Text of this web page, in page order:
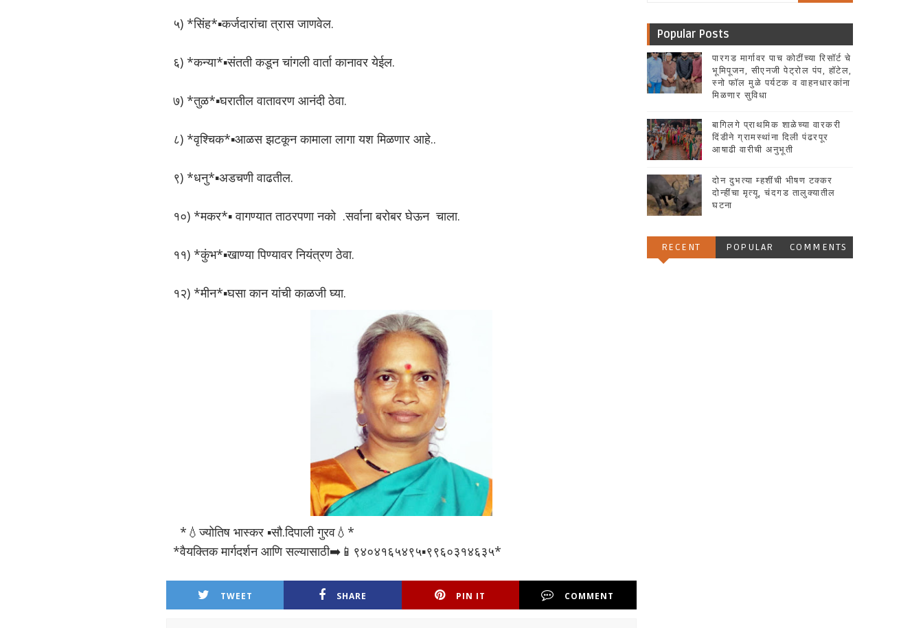
५) *सिंह*▪कर्जदारांचा त्रास जाणवेल.
६) *कन्या*▪संतती कडून चांगली वार्ता कानावर येईल.
७) *तुळ*▪घरातील वातावरण आनंदी ठेवा.
८) *वृश्चिक*▪️आळस झटकून कामाला लागा यश मिळणार आहे..
९) *धनु*▪️अडचणी वाढतील.
१०) *मकर*▪ वागण्यात ताठरपणा नको .सर्वाना बरोबर घेऊन चाला.
११) *कुंभ*▪️खाण्या पिण्यावर नियंत्रण ठेवा.
१२) *मीन*▪️घसा कान यांची काळजी घ्या.
*💧ज्योतिष भास्कर ▪️सौ.दिपाली गुरव💧*
*वैयक्तिक मार्गदर्शन आणि सल्यासाठी➡️📱९४०४१६५४९५▪️९९६०३१४६३५*
TWEET SHARE PIN IT COMMENT
Popular Posts
पारगड मार्गावर पाच कोटींच्या रिसॉर्ट चे
भूमिपूजन, सीएनजी पेट्रोल पंप, हॉटेल,
स्नो फॉल मुळे पर्यटक व वाहनधारकांना
मिळणार सुविधा
बागिलगे प्राथमिक शाळेच्या वारकरी
दिंडीने ग्रामस्थांना दिली पंढरपूर
आषाढी वारीची अनुभूती
दोन दुभत्या म्हशींची भीषण टक्कर
दोन्हींचा मृत्यू, चंदगड तालुक्यातील
घटना
RECENT POPULAR COMMENTS